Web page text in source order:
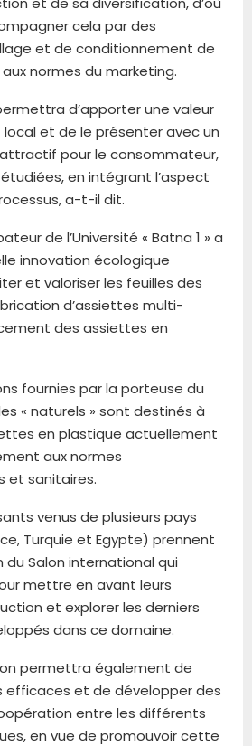
cela par des
et de conditionnement de
normes du marketing.
d’apporter une valeur
et de le présenter avec un
pour le consommateur,
en intégrant l’aspect
a-t-il dit.
de l’Université « Batna 1 » a
innovation écologique
et valoriser les feuilles des
d’assiettes multi-
des assiettes en
fournies par la porteuse du
« naturels » sont destinés à
en plastique actuellement
aux normes
et sanitaires.
venus de plusieurs pays
Turquie et Egypte) prennent
Salon international qui
mettre en avant leurs
et explorer les derniers
dans ce domaine.
permettra également de
efficaces et de développer des
entre les différents
en vue de promouvoir cette